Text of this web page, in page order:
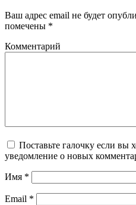
Ваш адрес email не будет
помечены *
Комментарий
Поставьте галочку если вы
уведомление о новых
Имя *
Email *